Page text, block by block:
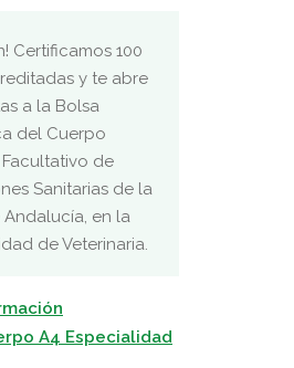
Certificamos 100
y te abre
a la Bolsa
del Cuerpo
de
Sanitarias de la
en la
de Veterinaria.
A4 Especialidad